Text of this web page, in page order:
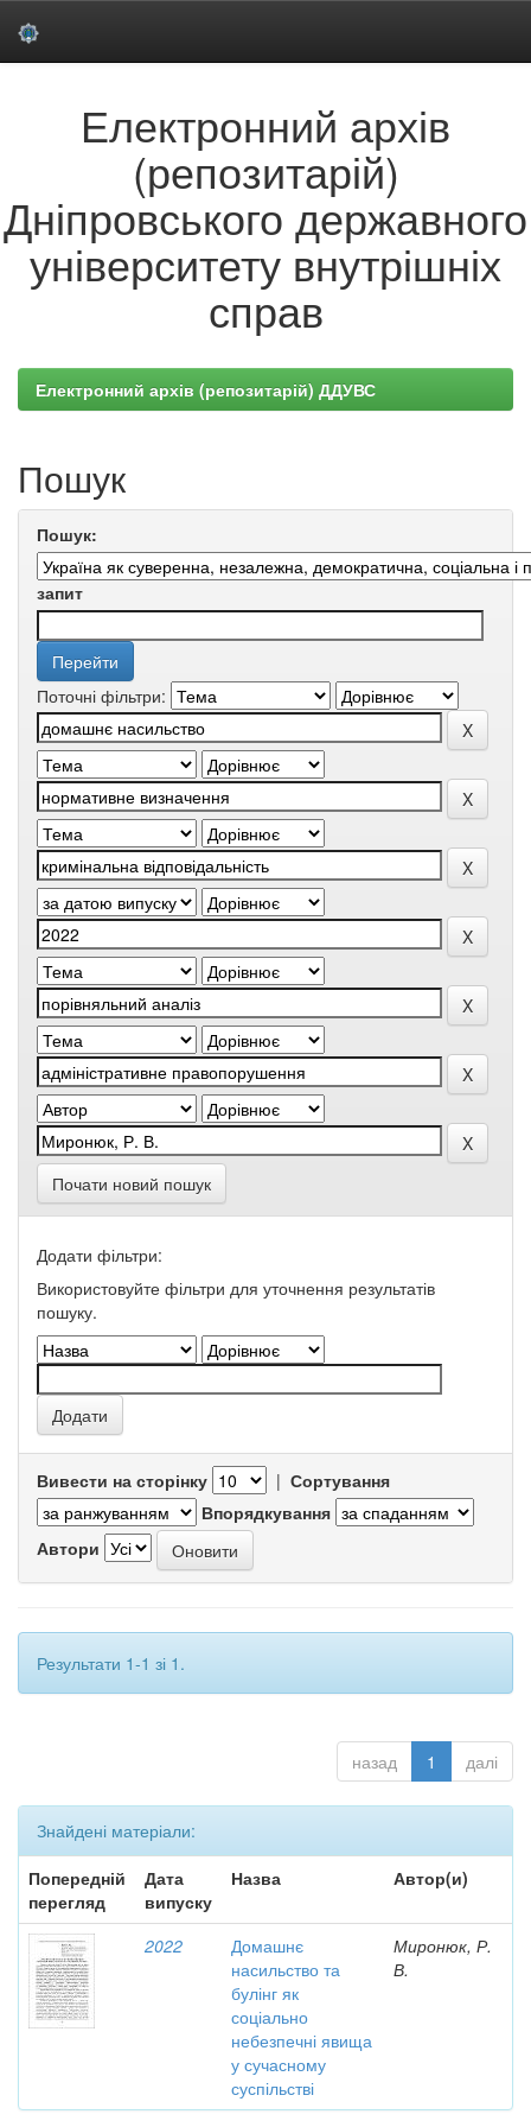
Електронний архів
(репозитарій)
Дніпровського державного
університету внутрішніх
справ
Електронний архів (репозитарій) ДДУВС
Пошук
Пошук:
запит
Поточні фільтри:
Почати новий пошук
Додати фільтри:
Використовуйте фільтри для уточнення результатів
пошуку.
Вивести на сторінку | Сортування
Впорядкування
Автори
Результати 1-1 зі 1.
назад 1 далі
Знайдені матеріали:
Попередній
перегляд
Дата
випуску
Назва Автор(и)
2022
Домашнє
насильство та
булінг як
соціально
небезпечні явища
у сучасному
суспільстві
Миронюк, Р.
В.